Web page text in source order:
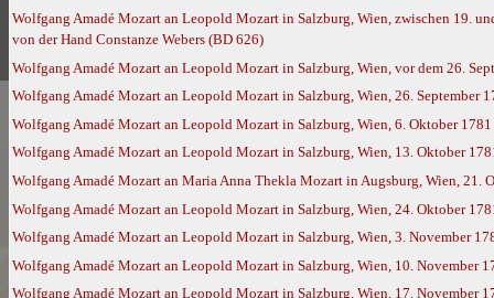
Wolfgang Amadé Mozart an Leopold Mozart in Salzburg, Wien, zwischen 19.
von der Hand Constanze Webers (BD 626)
Wolfgang Amadé Mozart an Leopold Mozart in Salzburg, Wien, vor dem 26.
Wolfgang Amadé Mozart an Leopold Mozart in Salzburg, Wien, 26. September
Wolfgang Amadé Mozart an Leopold Mozart in Salzburg, Wien, 6. Oktober
Wolfgang Amadé Mozart an Leopold Mozart in Salzburg, Wien, 13. Oktober
Wolfgang Amadé Mozart an Maria Anna Thekla Mozart in Augsburg, Wien, 21.
Wolfgang Amadé Mozart an Leopold Mozart in Salzburg, Wien, 24. Oktober
Wolfgang Amadé Mozart an Leopold Mozart in Salzburg, Wien, 3. November
Wolfgang Amadé Mozart an Leopold Mozart in Salzburg, Wien, 10. November
Wolfgang Amadé Mozart an Leopold Mozart in Salzburg, Wien, 17. November